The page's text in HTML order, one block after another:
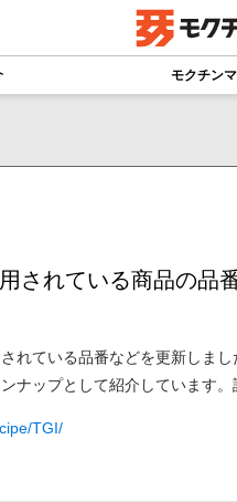
モクチン
されている商品の品
れている品番などを更新しま
ナップとして紹介しています
TGI/